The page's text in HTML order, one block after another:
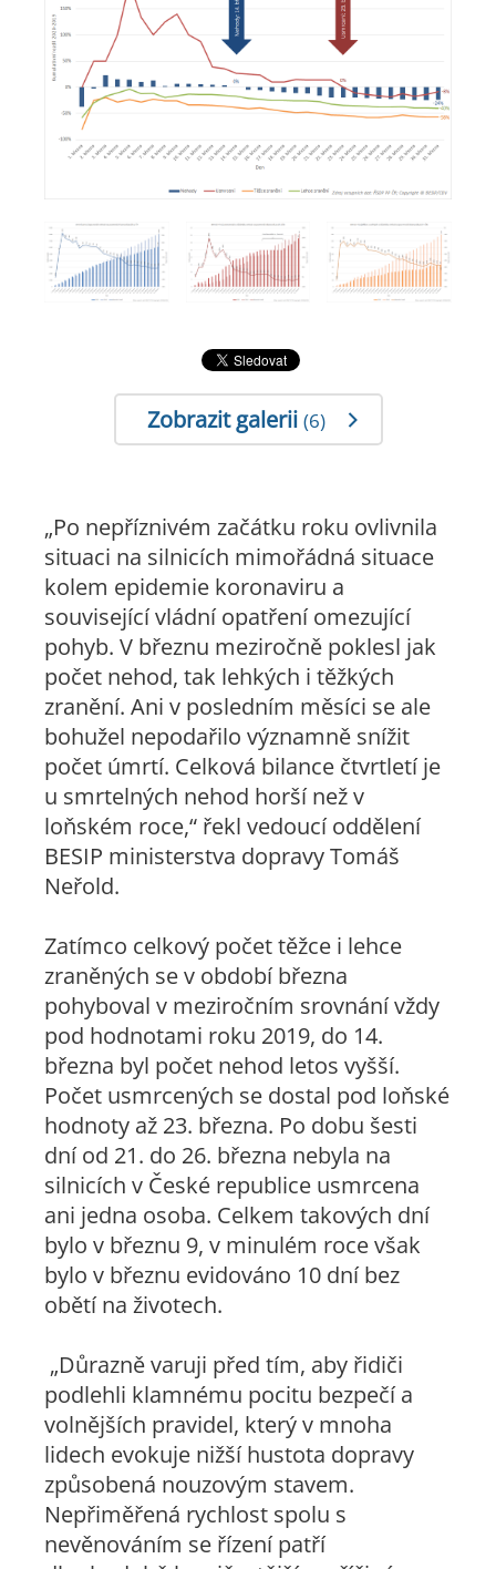
Zobrazit galerii (6)
„Po nepříznivém začátku roku ovlivnila
situaci na silnicích mimořádná situace
kolem epidemie koronaviru a
související vládní opatření omezující
pohyb. V březnu meziročně poklesl jak
počet nehod, tak lehkých i těžkých
zranění. Ani v posledním měsíci se ale
bohužel nepodařilo významně snížit
počet úmrtí. Celková bilance čtvrtletí je
u smrtelných nehod horší než v
loňském roce,“ řekl vedoucí oddělení
BESIP ministerstva dopravy Tomáš
Neřold.
Zatímco celkový počet těžce i lehce
zraněných se v období března
pohyboval v meziročním srovnání vždy
pod hodnotami roku 2019, do 14.
března byl počet nehod letos vyšší.
Počet usmrcených se dostal pod loňské
hodnoty až 23. března. Po dobu šesti
dní od 21. do 26. března nebyla na
silnicích v České republice usmrcena
ani jedna osoba. Celkem takových dní
bylo v březnu 9, v minulém roce však
bylo v březnu evidováno 10 dní bez
obětí na životech.
„Důrazně varuji před tím, aby řidiči
podlehli klamnému pocitu bezpečí a
volnějších pravidel, který v mnoha
lidech evokuje nižší hustota dopravy
způsobená nouzovým stavem.
Nepřiměřená rychlost spolu s
nevěnováním se řízení patří